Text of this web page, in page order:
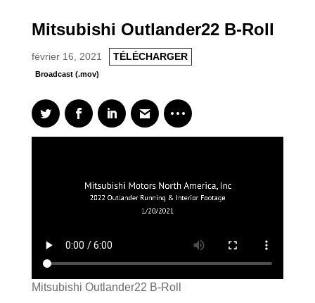
Mitsubishi Outlander22 B-Roll
février 16, 2021 TÉLÉCHARGER
Broadcast (.mov)
Mitsubishi Outlander22 B-Roll